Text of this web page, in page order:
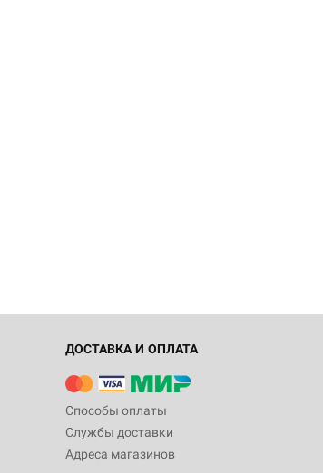
ДОСТАВКА И ОПЛАТА
Способы оплаты
Службы доставки
Адреса магазинов